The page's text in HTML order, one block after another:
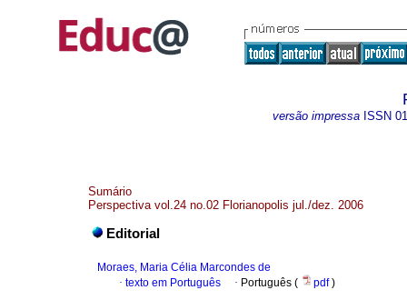
versão impressa ISSN
Sumário
Perspectiva vol.24 no.02 Florianopolis jul./dez. 2006
Editorial
Moraes, Maria Célia Marcondes de
· texto em Português · Português ( pdf)